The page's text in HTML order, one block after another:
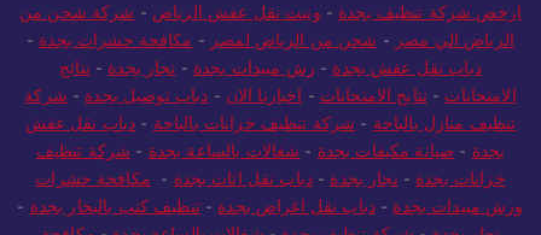
ارخص شركة تنظيف بجدة - ونيت نقل عفش الرياض - شركة شحن من
الرياض الي مصر - شحن من الرياض لمصر - مكافحة حشرات بجدة -
دباب نقل عفش بجدة - رش مبيدات بجدة - نجار بجدة - نتائج
الامتحانات - نتايج الامتحانات - اخبارنا الان - دباب توصيل بجدة - شركة
تنظيف منازل بالباحة - شركة تنظيف خزانات بالباحة - دباب نقل عفش
بجدة - صيانة مكيفات بجدة - شغالات بالساعة بجدة - شركة تنظيف
خزانات بجدة - نجار بجدة - دباب نقل اثاث بجدة - مكافحة حشرات
ورش مبيدات بجدة -دباب نقل اغراض بجدة -تنظيف كنب بالبخار بجدة -